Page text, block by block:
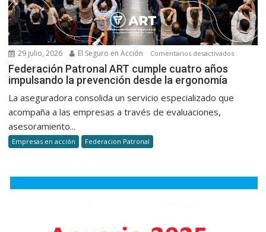
29 julio, 2026 El Seguro en Acción Comentarios desactivadosen
Federación Patronal ART cumple cuatro años
impulsando la prevención desde la ergonomía
La aseguradora consolida un servicio especializado que
acompaña a las empresas a través de evaluaciones,
asesoramiento...
Empresas en acción Federacion Patronal